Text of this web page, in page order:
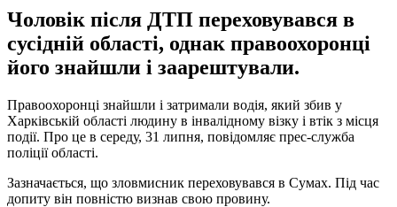
Чоловік після ДТП переховувався в
сусідній області, однак правоохоронці
його знайшли і заарештували.
Правоохоронці знайшли і затримали водія, який збив у
Харківській області людину в інвалідному візку і втік з місця
події. Про це в середу, 31 липня, повідомляє прес-служба
поліції області.
Зазначається, що зловмисник переховувався в Сумах. Під час
допиту він повністю визнав свою провину.